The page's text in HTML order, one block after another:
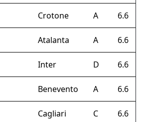
Crotone A 6.6
Atalanta A 6.6
Inter D 6.6
Benevento A 6.6
Cagliari C 6.6